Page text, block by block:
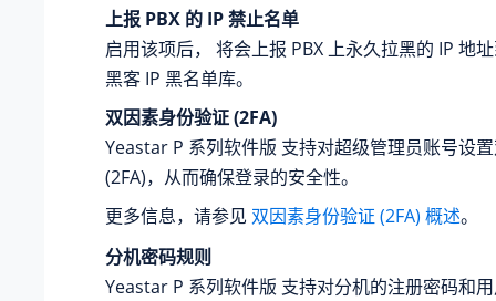
上报 PBX 的 IP 禁止名单
启用该项后， 将会上报 PBX 上永久拉黑的 IP 地
黑客 IP 黑名单库。
双因素身份验证 (2FA)
Yeastar P 系列软件版 支持对超级管理员账号设
(2FA)，从而确保登录的安全性。
更多信息，请参见 双因素身份验证 (2FA) 概述。
分机密码规则
Yeastar P 系列软件版 支持对分机的注册密码和